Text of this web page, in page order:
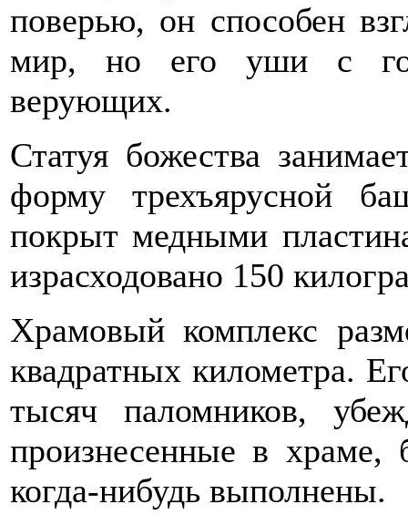
поверью, он способен
мир, но его уши с
верующих.
Статуя божества
форму трехъярусной
покрыт медными
израсходовано 150
Храмовый комплекс
квадратных километра.
тысяч паломников,
произнесенные в
когда-нибудь выполнены.